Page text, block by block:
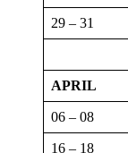
29 – 31
APRIL
06 – 08
16 – 18